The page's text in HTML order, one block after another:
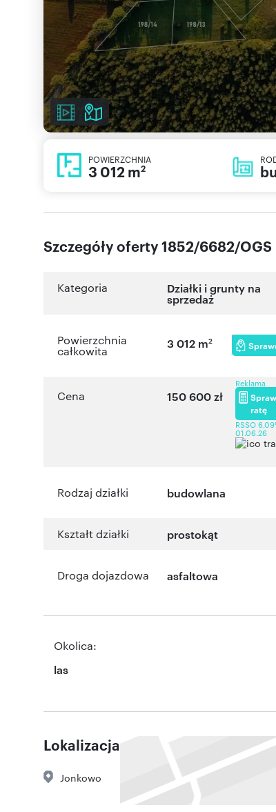
POWIERZCHNIA
3 012 m2
Szczegóły oferty 1852/6682/OGS
Kategoria Działki i grunty na
sprzedaż
Powierzchnia
całkowita
3 012 m2
Cena 150 600 zł
Reklama
ratę
RSSO
01.06.26
Rodzaj działki budowlana
Kształt działki prostokąt
Droga dojazdowa asfaltowa
Okolica:
las
Lokalizacja
Jonkowo